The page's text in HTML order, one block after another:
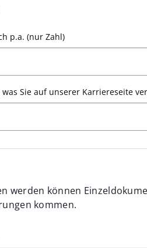
p.a. (nur Zahl)
was Sie auf unserer Karriereseite
werden können
kommen.